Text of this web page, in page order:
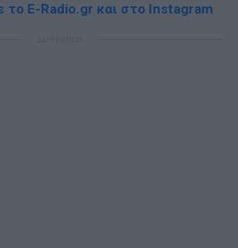
το E-Radio.gr και στο Instagram